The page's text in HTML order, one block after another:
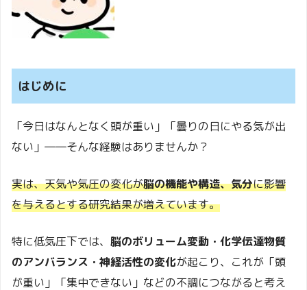
はじめに
「今日はなんとなく頭が重い」「曇りの日にやる気が出
ない」――そんな経験はありませんか？
実は、天気や気圧の変化が脳の機能や構造、気分に影響
を与えるとする研究結果が増えています。
特に低気圧下では、 脳のボリューム変動・化学伝達物質
のアンバランス・神経活性の変化が起こり、これが「頭
が重い」「集中できない」などの不調につながると考え